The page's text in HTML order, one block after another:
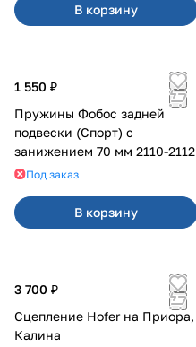
В корзину
1 550 ₽
Пружины Фобос задней
подвески (Спорт) с
занижением 70 мм 2110-2112
Под заказ
В корзину
3 700 ₽
Сцепление Hofer на Приора,
Калина